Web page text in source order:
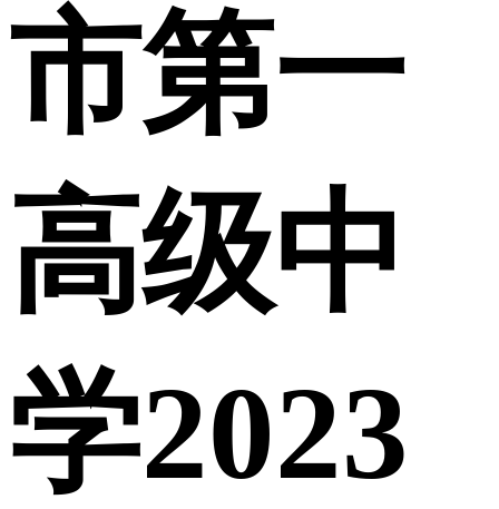
市第一
高级中
学2023